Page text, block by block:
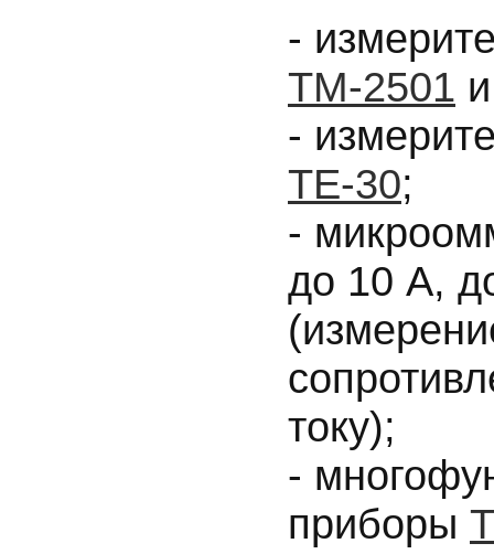
-
ТМ-2501
-
ТЕ-30;
-
до 10 А,
току);
-
приборы